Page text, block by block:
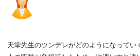
天堂先生のツンデレがどのようになってい